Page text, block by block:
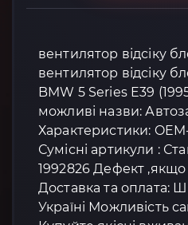
вентилятор відсіку
вентилятор відсіку
BMW 5 Series E39
можливі назви:
Характеристики:
Сумісні артикули :
1992826 Дефект ,якщо
Доставка та оплата:
Україні Можливість